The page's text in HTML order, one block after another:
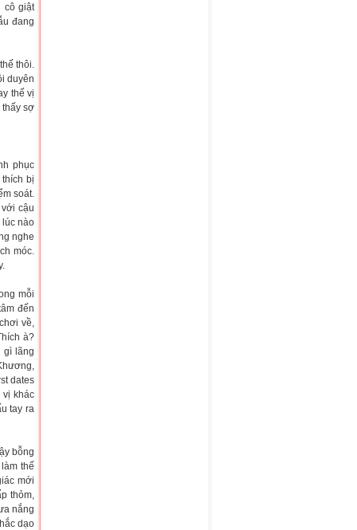
cô giật
đang
thôi.
duyên
thế vị
thấy sợ
phục
bị
soát.
cậu
lúc nào
nghe
móc.
mỗi
đến
về,
à?
gì lãng
dates
khác
tay ra
bỗng
thế
mới
thỏm,
nắng
dạo